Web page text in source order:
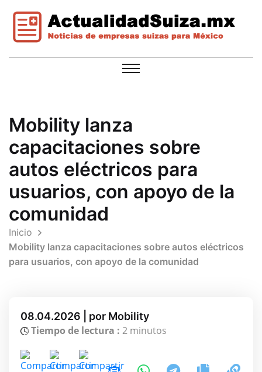
Mobility lanza
capacitaciones sobre
autos eléctricos para
usuarios, con apoyo de la
comunidad
Inicio
Mobility lanza capacitaciones sobre autos eléctricos
para usuarios, con apoyo de la comunidad
08.04.2026 | por Mobility
Tiempo de lectura : 2 minutos